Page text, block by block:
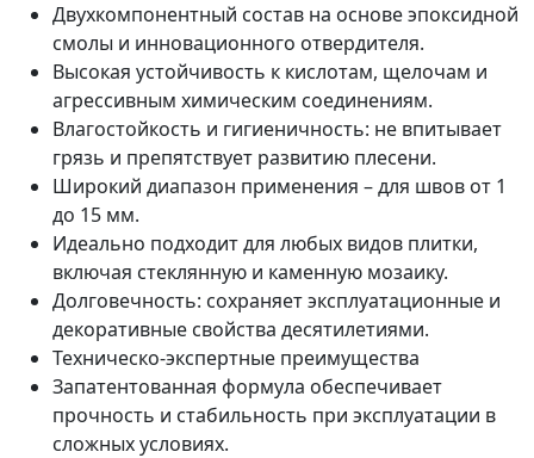
Двухкомпонентный состав на основе эпоксидной
смолы и инновационного отвердителя.
Высокая устойчивость к кислотам, щелочам и
агрессивным химическим соединениям.
Влагостойкость и гигиеничность: не впитывает
грязь и препятствует развитию плесени.
Широкий диапазон применения – для швов от 1
до 15 мм.
Идеально подходит для любых видов плитки,
включая стеклянную и каменную мозаику.
Долговечность: сохраняет эксплуатационные и
декоративные свойства десятилетиями.
Техническо-экспертные преимущества
Запатентованная формула обеспечивает
прочность и стабильность при эксплуатации в
сложных условиях.